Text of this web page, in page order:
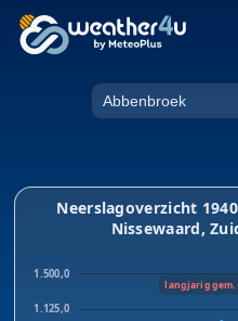
Neerslag in
Neerslagoverzicht
Nissewaard,
1.125,0
1.500,0
langjarig gem.